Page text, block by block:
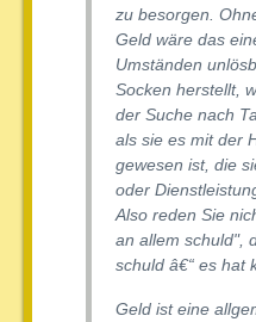
zu besorgen.
Geld wäre das
Umständen
Socken herstellt,
der Suche nach
als sie es mit der
gewesen ist, die
oder
Also reden Sie
an allem schuld",
schuld â€“ es hat
Geld ist eine